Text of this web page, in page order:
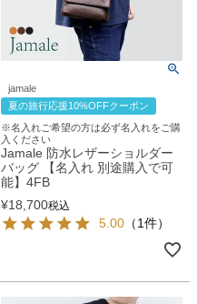
jamale
夏の旅行応援10%OFFクーポン
※名入れご希望の方は必ず名入れをご購
入ください
Jamale 防水レザーショルダー
バッグ 【名入れ 別途購入で可
能】4FB
¥18,700税込
5.00 （1件）